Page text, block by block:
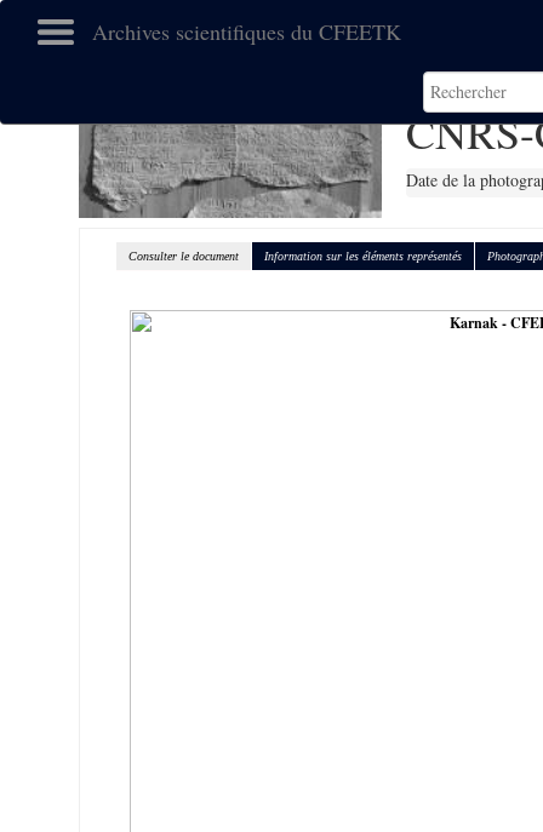
Archives scientifiques du CFEETK
Date de la
Consulter le document Information sur les éléments représentés